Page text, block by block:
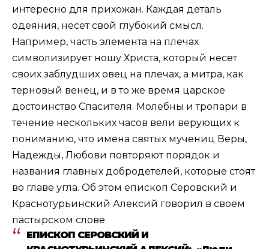
интересно для прихожан. Каждая деталь
одеяния, несет свой глубокий смысл.
Например, часть элемента на плечах
символизирует ношу Христа, который несет
своих заблудших овец на плечах, а митра, как
терновый венец, и в то же время царское
достоинство Спасителя. Молебны и тропари в
течение нескольких часов вели верующих к
пониманию, что имена святых мучениц Веры,
Надежды, Любови повторяют порядок и
названия главных добродетелей, которые стоят
во главе угла. Об этом епископ Серовский и
Краснотурьинский Алексий говорил в своем
пастырском слове.
ЕПИСКОП СЕРОВСКИЙ И